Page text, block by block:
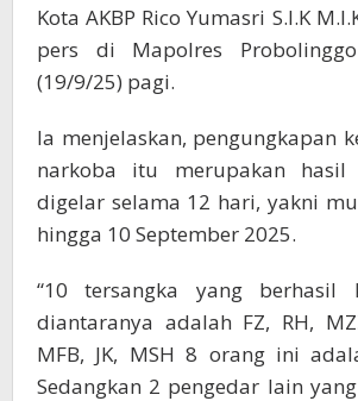
Kota AKBP Rico Yumasri S.I.K
pers di Mapolres
(19/9/25) pagi.
Ia menjelaskan, pengungkapan
narkoba itu merupakan hasil
digelar selama 12 hari, yakni
hingga 10 September 2025.
“10 tersangka yang berhasil
diantaranya adalah FZ, RH,
MFB, JK, MSH 8 orang ini
Sedangkan 2 pengedar lain